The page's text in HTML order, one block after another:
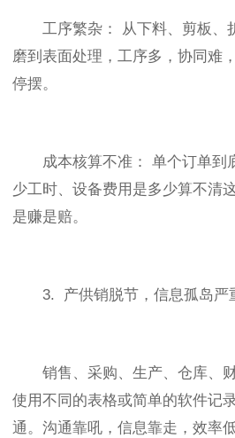
工序繁杂： 从下料、剪板、
磨到表面处理，工序多，协同难
停摆。
成本核算不准： 单个订单到
少工时、设备费用是多少算不清
是赚是赔。
3. 产供销脱节，信息孤岛严
销售、采购、生产、仓库、财
使用不同的表格或简单的软件记
通。沟通靠吼，信息靠走，效率